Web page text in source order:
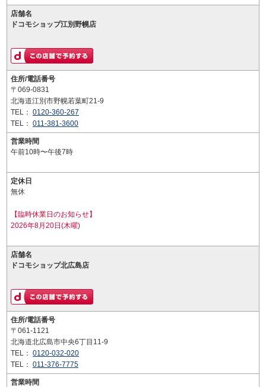
店舗名
ドコモショップ江別野幌店
住所/電話番号
〒069-0831
北海道江別市野幌若葉町21-9
TEL： 0120-360-267
TEL： 011-381-3600
営業時間
午前10時〜午後7時
定休日
無休
【臨時休業日のお知らせ】
2026年8月20日(木曜)
店舗名
ドコモショップ北広島店
住所/電話番号
〒061-1121
北海道北広島市中央6丁目11-9
TEL： 0120-032-020
TEL： 011-376-7775
営業時間